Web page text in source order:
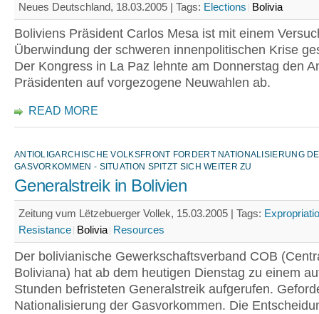
Neues Deutschland, 18.03.2005 | Tags: Elections Bolivia
Boliviens Präsident Carlos Mesa ist mit einem
Überwindung der schweren innenpolitischen Krise
Der Kongress in La Paz lehnte am Donnerstag den
Präsidenten auf vorgezogene Neuwahlen ab.
READ MORE
ANTIOLIGARCHISCHE VOLKSFRONT FORDERT NATIONALISIERUNG
GASVORKOMMEN - SITUATION SPITZT SICH WEITER ZU
Generalstreik in Bolivien
Zeitung vum Lëtzebuerger Vollek, 15.03.2005 | Tags:
Resistance Bolivia Resources
Der bolivianische Gewerkschaftsverband COB
Boliviana) hat ab dem heutigen Dienstag zu einem
Stunden befristeten Generalstreik aufgerufen.
Nationalisierung der Gasvorkommen. Die